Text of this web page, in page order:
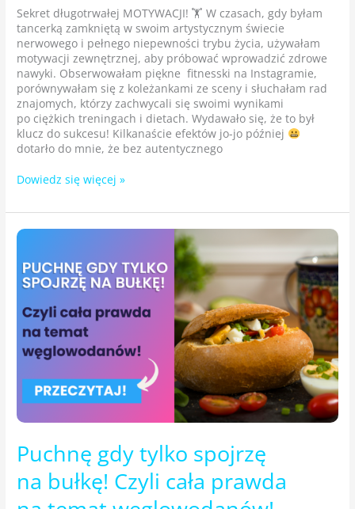
Sekret długotrwałej MOTYWACJI! 🏋 W czasach, gdy byłam
tancerką zamkniętą w swoim artystycznym świecie
nerwowego i pełnego niepewności trybu życia, używałam
motywacji zewnętrznej, aby próbować wprowadzić zdrowe
nawyki. Obserwowałam piękne fitnesski na Instagramie,
porównywałam się z koleżankami ze sceny i słuchałam rad
znajomych, którzy zachwycali się swoimi wynikami
po ciężkich treningach i dietach. Wydawało się, że to był
klucz do sukcesu! Kilkanaście efektów jo-jo później
dotarło do mnie, że bez autentycznego
Dowiedz się więcej »
Puchnę gdy tylko spojrzę
na bułkę! Czyli cała prawda
Puchnę
na bułkę!
Czyli
prawda
na temat
węglowodanów!